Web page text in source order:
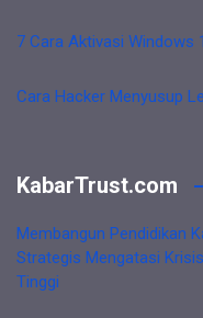
7 Cara Aktivasi Windows
Cara Hacker Menyusup
KabarTrust.com
Membangun Pendidikan
Strategis Mengatasi
Tinggi